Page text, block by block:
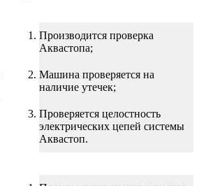
Производится проверка
Аквастопа;
Машина проверяется на
наличие утечек;
Проверяется целостность
электрических цепей системы
Аквастоп.